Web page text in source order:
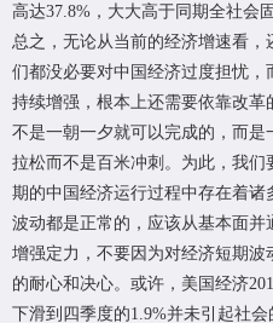
高达37.8%，大大高于同期全社会
总之，无论从当前的经济增速看
们都没必要对中国经济过度担忧
持续增强，根本上还需要依靠改革
不是一朝一夕就可以完成的，而
拉松而不是百米冲刺。为此，我
期的中国经济运行过程中存在着
波动都是正常的，应该从基本面
增强定力，不要因为对经济短期
的耐心和决心。或许，美国经济
下滑到四季度的1.9%并未引起社